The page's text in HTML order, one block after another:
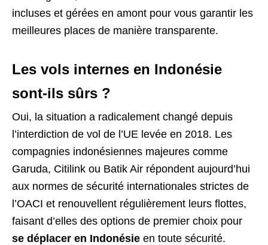
incluses et gérées en amont pour vous garantir les
meilleures places de manière transparente.
Les vols internes en Indonésie
sont-ils sûrs ?
Oui, la situation a radicalement changé depuis
l’interdiction de vol de l’UE levée en 2018. Les
compagnies indonésiennes majeures comme
Garuda, Citilink ou Batik Air répondent aujourd’hui
aux normes de sécurité internationales strictes de
l’OACI et renouvellent régulièrement leurs flottes,
faisant d’elles des options de premier choix pour
se déplacer en Indonésie en toute sécurité.